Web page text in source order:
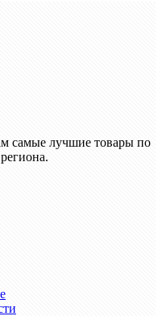
самые лучшие товары по